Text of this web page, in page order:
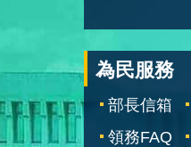
為民服務
部長信箱
領務FAQ